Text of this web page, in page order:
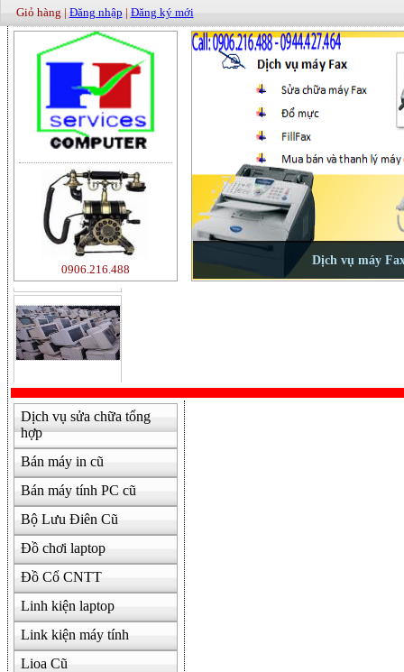
Giỏ hàng | Đăng nhập | Đăng ký mới
0906.216.488
500000
Dịch vụ sửa chữa tổng
hợp
Bán máy in cũ
Bán máy tính PC cũ
Bộ Lưu Điên Cũ
Đồ chơi laptop
Đồ Cổ CNTT
Linh kiện laptop
Link kiện máy tính
Lioa Cũ